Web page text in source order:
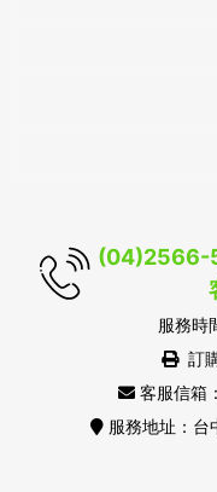
(04)2566-
服務時
訂
客服信箱
服務地址：